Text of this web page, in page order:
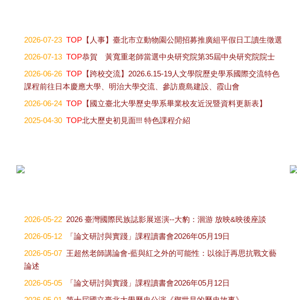
2026-07-23 TOP 【人事】臺北市立動物園公開招募推廣組平假日工讀生徵選
2026-07-13 TOP恭賀 黃寬重老師當選中央研究院第35屆中央研究院院士
2026-06-26 TOP 【跨校交流】2026.6.15-19人文學院歷史學系國際交流特色
課程前往日本慶應大學、明治大學交流、參訪鹿島建設、霞山會
2026-06-24 TOP 【國立臺北大學歷史學系畢業校友近況暨資料更新表】
2025-04-30 TOP北大歷史初見面!!! 特色課程介紹
2026-05-22 2026 臺灣國際民族誌影展巡演--大豹：洄游 放映&映後座談
2026-05-12 「論文研討與實踐」課程讀書會2026年05月19日
2026-05-07 王超然老師講論會-藍與紅之外的可能性：以徐訏再思抗戰文藝
論述
2026-05-05 「論文研討與實踐」課程讀書會2026年05月12日